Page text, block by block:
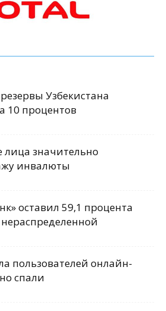
Узбекистана
10 процентов
лица значительно
инвалюты
оставил 59,1 процента
пользователей онлайн-
спали